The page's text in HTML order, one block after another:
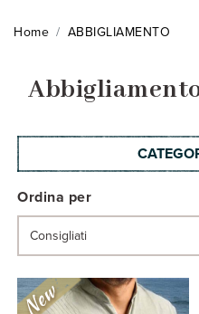
Home ABBIGLIAMENTO
Ordina per